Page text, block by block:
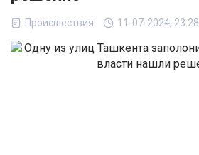
Происшествия 11-07-2024, 23:28